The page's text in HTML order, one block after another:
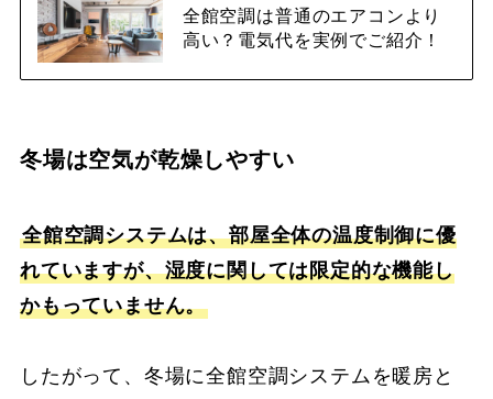
全館空調は普通のエアコンより
高い？電気代を実例でご紹介！
冬場は空気が乾燥しやすい
全館空調システムは、部屋全体の温度制御に優
れていますが、湿度に関しては限定的な機能し
かもっていません。
したがって、冬場に全館空調システムを暖房と